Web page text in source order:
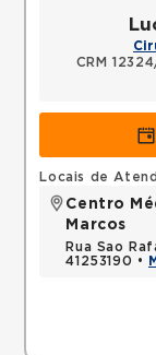
CRM
Locais de
Centro
Marcos
Rua Sao
41253190 •